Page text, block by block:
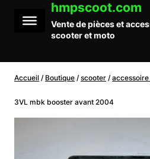
contenu
hmpscoot.com
Vente de pièces et
scooter et moto
Accueil / Boutique / scooter /
3VL mbk booster avant 2004